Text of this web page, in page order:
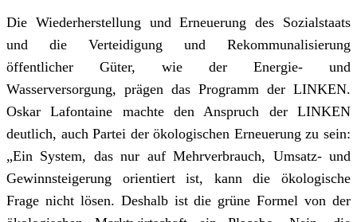
Die Wiederherstellung und Erneuerung des Sozialstaats
und die Verteidigung und Rekommunalisierung
öffentlicher Güter, wie der Energie- und
Wasserversorgung, prägen das Programm der LINKEN.
Oskar Lafontaine machte den Anspruch der LINKEN
deutlich, auch Partei der ökologischen Erneuerung zu sein:
„Ein System, das nur auf Mehrverbrauch, Umsatz- und
Gewinnsteigerung orientiert ist, kann die ökologische
Frage nicht lösen. Deshalb ist die grüne Formel von der